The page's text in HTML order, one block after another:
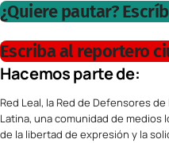
¿Quiere pautar?
Escriba al reportero
Hacemos parte de:
Red Leal, la Red de Defensores
Latina, una comunidad de
de la libertad de expresión y la